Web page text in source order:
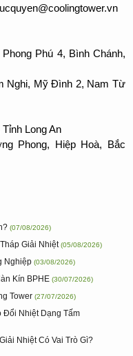
Phú 4, Bình Chánh,
Nghi, Mỹ Đình 2, Nam Từ
Long An
Phong, Hiệp Hoà, Bắc
(07/08/2026)
Giải Nhiệt(05/08/2026)
Nghiệp(03/08/2026)
Kín BPHE(30/07/2026)
Tower(27/07/2026)
Đổi Nhiệt Dạng Tấm
Nhiệt Có Vai Trò Gì?